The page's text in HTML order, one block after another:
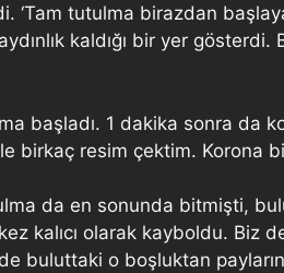
‘Tam tutulma birazdan
kaldığı bir yer
başladı. 1 dakika sonra da
birkaç resim çektim. Korona
da en sonunda bitmişti,
kalıcı olarak kayboldu.
buluttaki o boşluktan